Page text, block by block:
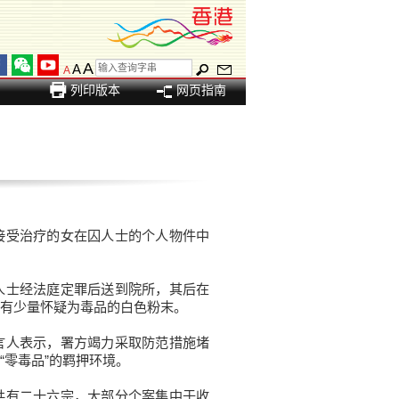
AAA
列印版本 网页指南
治疗的女在囚人士的个人物件中
经法庭定罪后送到院所，其后在
少量怀疑为毒品的白色粉末。
表示，署方竭力采取防范措施堵
毒品”的羁押环境。